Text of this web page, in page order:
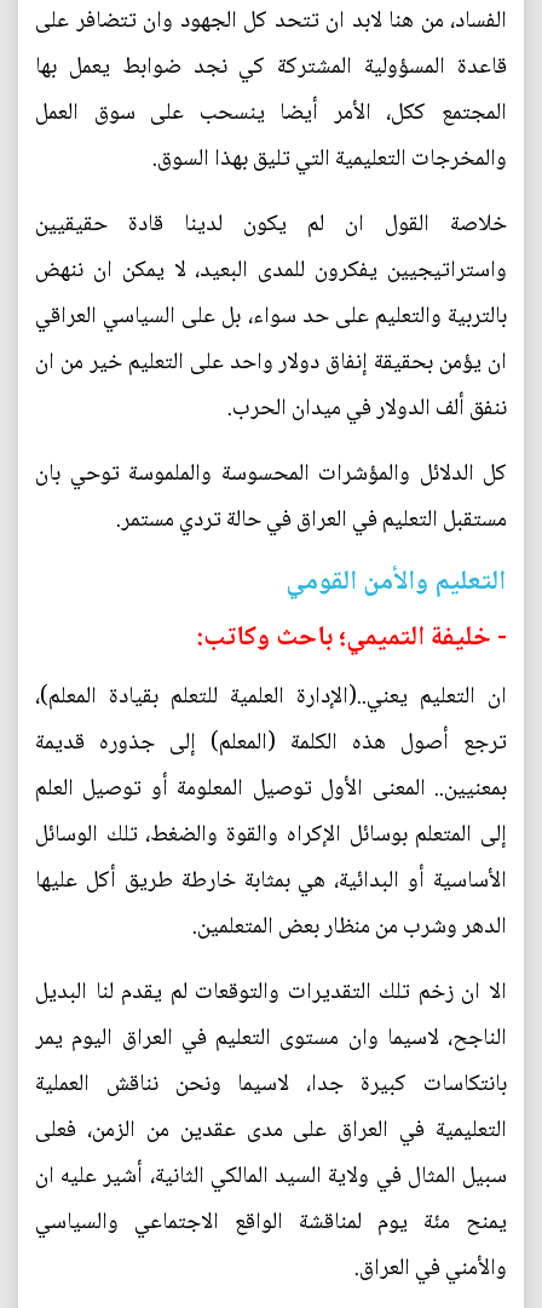
الفساد، من هنا لابد ان تتحد كل الجهود وان تتضافر على
قاعدة المسؤولية المشتركة كي نجد ضوابط يعمل بها
المجتمع ككل، الأمر أيضا ينسحب على سوق العمل
والمخرجات التعليمية التي تليق بهذا السوق.
خلاصة القول ان لم يكون لدينا قادة حقيقيين
واستراتيجيين يفكرون للمدى البعيد، لا يمكن ان ننهض
بالتربية والتعليم على حد سواء، بل على السياسي العراقي
ان يؤمن بحقيقة إنفاق دولار واحد على التعليم خير من ان
ننفق ألف الدولار في ميدان الحرب.
كل الدلائل والمؤشرات المحسوسة والملموسة توحي بان
مستقبل التعليم في العراق في حالة تردي مستمر.
التعليم والأمن القومي
- خليفة التميمي؛ باحث وكاتب:
ان التعليم يعني..(الإدارة العلمية للتعلم بقيادة المعلم)،
ترجع أصول هذه الكلمة (المعلم) إلى جذوره قديمة
بمعنيين.. المعنى الأول توصيل المعلومة أو توصيل العلم
إلى المتعلم بوسائل الإكراه والقوة والضغط، تلك الوسائل
الأساسية أو البدائية، هي بمثابة خارطة طريق أكل عليها
الدهر وشرب من منظار بعض المتعلمين.
الا ان زخم تلك التقديرات والتوقعات لم يقدم لنا البديل
الناجح، لاسيما وان مستوى التعليم في العراق اليوم يمر
بانتكاسات كبيرة جدا، لاسيما ونحن نناقش العملية
التعليمية في العراق على مدى عقدين من الزمن، فعلى
سبيل المثال في ولاية السيد المالكي الثانية، أشير عليه ان
يمنح مئة يوم لمناقشة الواقع الاجتماعي والسياسي
والأمني في العراق.